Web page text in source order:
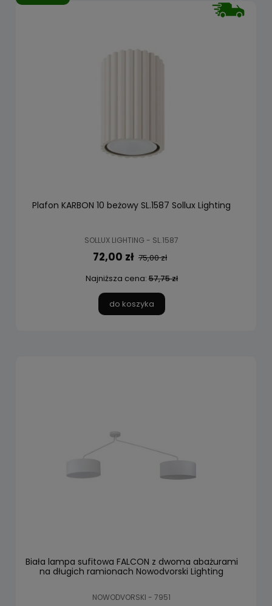
Plafon KARBON 10 beżowy SL.1587 Sollux Lighting
SOLLUX LIGHTING - SL.1587
72,00 zł 75,00 zł
Najniższa cena:57,75 zł
do koszyka
Biała lampa sufitowa FALCON z dwoma abażurami
na długich ramionach Nowodvorski Lighting
NOWODVORSKI - 7951